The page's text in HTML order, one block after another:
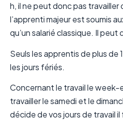
h, il ne peut donc pas travailler
l’apprenti majeur est soumis
qu’un salarié classique. Il peut
Seuls les apprentis de plus de
les jours fériés.
Concernant le travail le week-
travailler le samedi et le
décide de vos jours de travail